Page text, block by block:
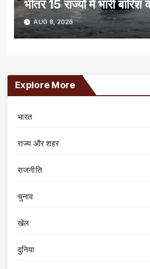
भीतर 15 राज्यों में भारी बारिश
AUG 8, 2026
Explore More
भारत
राज्य और शहर
राजनीति
चुनाव
खेल
दुनिया